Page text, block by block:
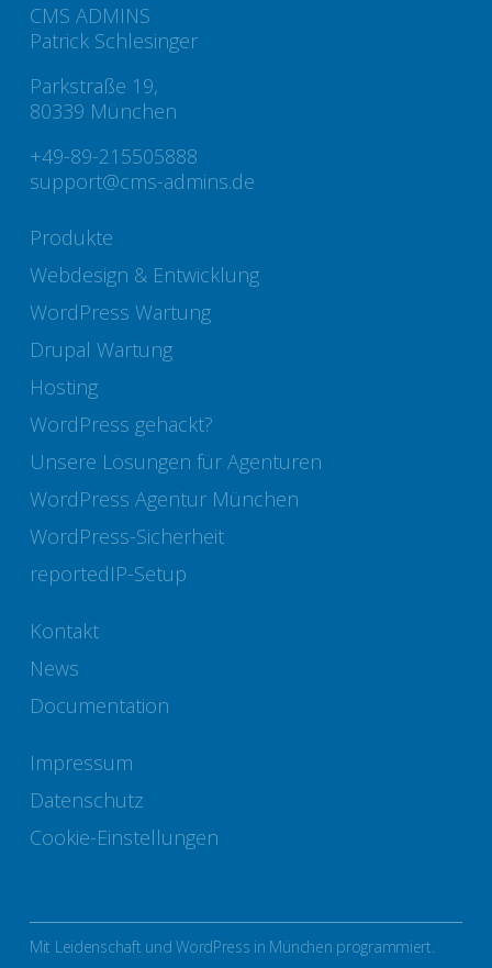
CMS ADMINS
Patrick Schlesinger
Parkstraße 19,
80339 München
+49-89-215505888
support@cms-admins.de
Produkte
Webdesign & Entwicklung
WordPress Wartung
Drupal Wartung
Hosting
WordPress gehackt?
Unsere Lösungen für Agenturen
WordPress Agentur München
WordPress-Sicherheit
reportedIP-Setup
Kontakt
News
Documentation
Impressum
Datenschutz
Cookie-Einstellungen
Mit Leidenschaft und WordPress in München programmiert.